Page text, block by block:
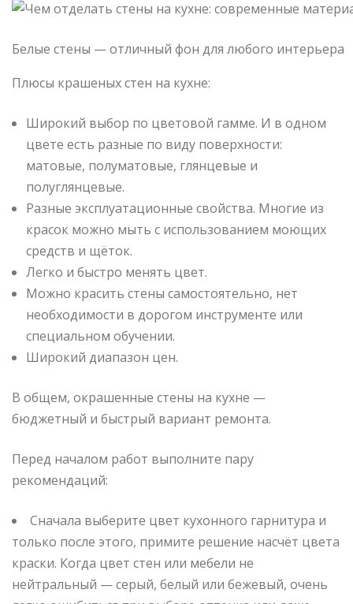
Белые стены — отличный фон для любого интерьера
Плюсы крашеных стен на кухне:
Широкий выбор по цветовой гамме. И в одном
цвете есть разные по виду поверхности:
матовые, полуматовые, глянцевые и
полуглянцевые.
Разные эксплуатационные свойства. Многие из
красок можно мыть с использованием моющих
средств и щёток.
Легко и быстро менять цвет.
Можно красить стены самостоятельно, нет
необходимости в дорогом инструменте или
специальном обучении.
Широкий диапазон цен.
В общем, окрашенные стены на кухне —
бюджетный и быстрый вариант ремонта.
Перед началом работ выполните пару
рекомендаций:
Сначала выберите цвет кухонного гарнитура и
только после этого, примите решение насчёт цвета
краски. Когда цвет стен или мебели не
нейтральный — серый, белый или бежевый, очень